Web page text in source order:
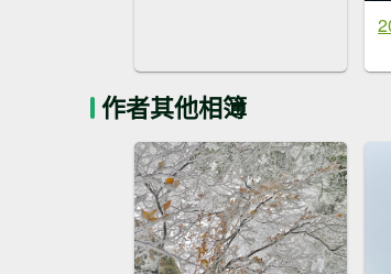
作者其他相簿